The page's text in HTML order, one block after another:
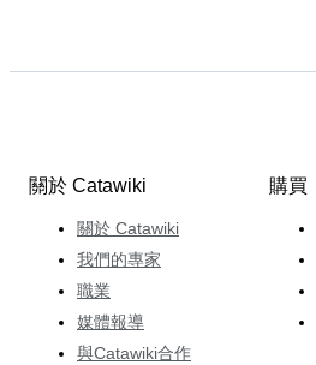
關於 Catawiki
關於 Catawiki
我們的專家
職業
媒體報導
與Catawiki合作
購買